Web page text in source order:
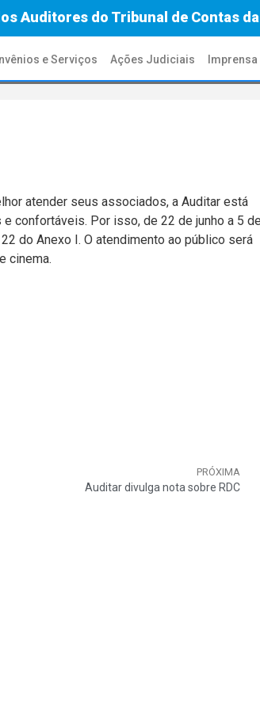
Auditores do Tribunal de Contas
e Serviços Ações Judiciais Imprensa
atender seus associados, a Auditar está
confortáveis. Por isso, de 22 de junho a 5 de
do Anexo I. O atendimento ao público será
cinema.
PRÓXIMA
Auditar divulga nota sobre RDC